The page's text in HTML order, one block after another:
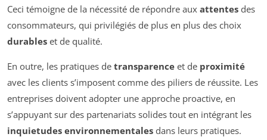
Ceci témoigne de la nécessité de répondre aux attentes des
consommateurs, qui privilégiés de plus en plus des choix
durables et de qualité.
En outre, les pratiques de transparence et de proximité
avec les clients s’imposent comme des piliers de réussite. Les
entreprises doivent adopter une approche proactive, en
s’appuyant sur des partenariats solides tout en intégrant les
inquietudes environnementales dans leurs pratiques.